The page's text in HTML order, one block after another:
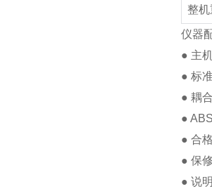
整
仪器
● 主
● 标
● 耦
●
● 合
● 保
● 说